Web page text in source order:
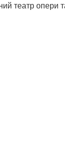
театр опери